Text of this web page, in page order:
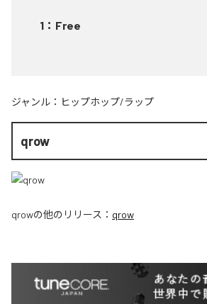
1 ： Free
ジャンル： ヒップホップ/ラップ
qrow
qrowの他のリリース： qrow